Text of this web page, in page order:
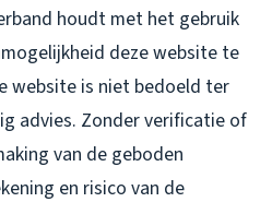
houdt met het gebruik
deze website te
website is niet bedoeld ter
advies. Zonder verificatie of
van de geboden
en risico van de